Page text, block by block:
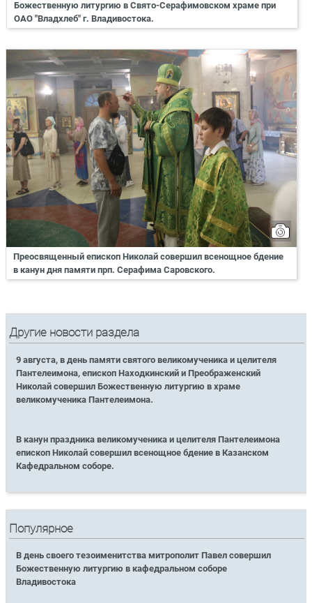
Божественную литургию в Свято-Серафимовском храме при
ОАО "Владхлеб" г. Владивостока.
Преосвященный епископ Николай совершил всенощное бдение
в канун дня памяти прп. Серафима Саровского.
Другие новости раздела
9 августа, в день памяти святого великомученика и целителя
Пантелеимона, епископ Находкинский и Преображенский
Николай совершил Божественную литургию в храме
великомученика Пантелеимона.
В канун праздника великомученика и целителя Пантелеимона
епископ Николай совершил всенощное бдение в Казанском
Кафедральном соборе.
Популярное
В день своего тезоименитства митрополит Павел совершил
Божественную литургию в кафедральном соборе
Владивостока